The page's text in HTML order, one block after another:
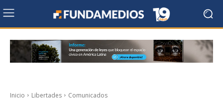
Inicio Libertades Comunicados